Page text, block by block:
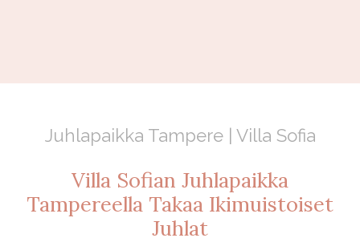
Juhlapaikka Tampere | Villa Sofia
Villa Sofian Juhlapaikka
Tampereella Takaa Ikimuistoiset
Juhlat